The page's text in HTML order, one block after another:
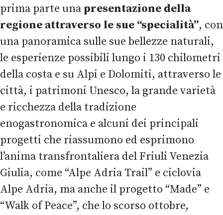
prima parte una presentazione della
regione attraverso le sue “specialità”, con
una panoramica sulle sue bellezze naturali,
le esperienze possibili lungo i 130 chilometri
della costa e su Alpi e Dolomiti, attraverso le
città, i patrimoni Unesco, la grande varietà
e ricchezza della tradizione
enogastronomica e alcuni dei principali
progetti che riassumono ed esprimono
l’anima transfrontaliera del Friuli Venezia
Giulia, come “Alpe Adria Trail” e ciclovia
Alpe Adria, ma anche il progetto “Made” e
“Walk of Peace”, che lo scorso ottobre,